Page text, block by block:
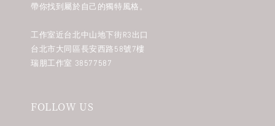
帶你找到屬於自己的獨特風格。
工作室近台北中山地下街R3出口
台北市大同區長安西路58號7樓
瑞朋工作室 38577587
FOLLOW US